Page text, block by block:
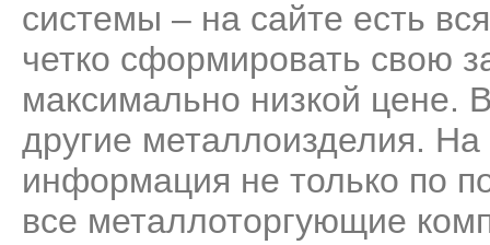
системы – на сайте есть
четко сформировать свою
максимально низкой цене.
другие металлоизделия.
информация не только по
все металлоторгующие